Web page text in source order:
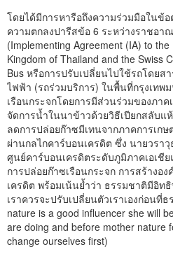
โดยได้มีการหารือถึงความร่วมมือในข้
ความตกลงปารีสข้อ 6 ระหว่างราชอา
(Implementing Agreement (IA) to
Kingdom of Thailand and the Swiss
Bus หรือการปรับเปลี่ยนไปใช้รถโดย
ไฟฟ้า (รถร่วมบริการ) ในพื้นที่กรุงเทพ
เรือนกระจกโดยการมีส่วนร่วมของภา
จัดการน้ำในนาข้าวด้วยวิธีเปียกสลับแ
ลดการปล่อยก๊าซมีเทนจากภาคการเก
ผ่านกลไกคาร์บอนเครดิต ซึ่ง นายวรา
ศูนย์คาร์บอนเครดิตระดับภูมิภาคเอเชี
การปล่อยก๊าซเรือนกระจก การสร้างอ
เครดิต พร้อมเน้นย้ำว่า ธรรมชาติมีอิท
เราควรจะปรับเปลี่ยนตัวเราเองก่อนที่
nature is a good influencer she will
are doing and before mother nature
change ourselves first)